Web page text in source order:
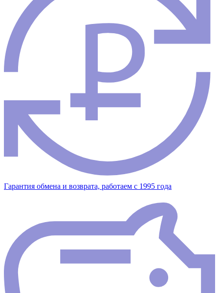
Гарантия обмена и возврата, работаем с 1995 года